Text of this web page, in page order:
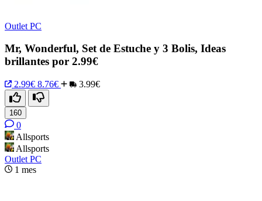
Outlet PC
Mr, Wonderful, Set de Estuche y 3 Bolis, Ideas
brillantes por 2.99€
2.99€ 8.76€ 3.99€
160
0
Allsports
Allsports
Outlet PC
1 mes